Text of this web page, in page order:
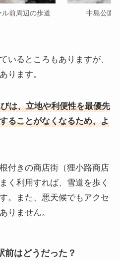
前周辺の歩道
中島公園
いるところもありますが、
ります。
は、立地や利便性を最優先
ることがなくなるため、よ
付きの商店街（狸小路商店
く利用すれば、雪道を歩く
。また、悪天候でもアクセ
りません。
前はどうだった？